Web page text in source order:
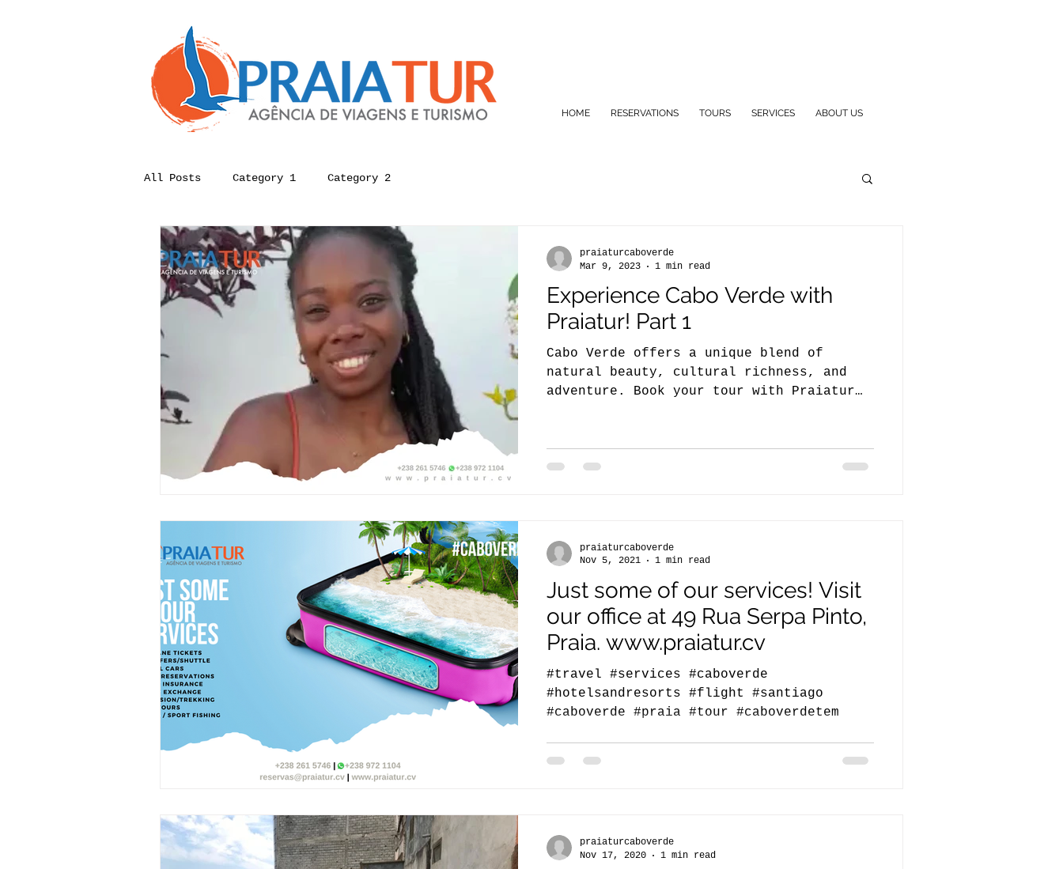
HOME RESERVATIONS TOURS SERVICES ABOUT US
All Posts Category 1 Category 2
Experience Cabo Verde with
Praiatur! Part 1
Cabo Verde offers a unique blend of
natural beauty, cultural richness, and
adventure. Book your tour with Praiatur
praiaturcaboverde
Mar 9, 2023
1 min read
Just some of our services! Visit
our office at 49 Rua Serpa Pinto,
Praia. www.praiatur.cv
#travel #services #caboverde
#hotelsandresorts #flight #santiago
#caboverde #praia #tour #caboverdetem
praiaturcaboverde
Nov 5, 2021
1 min read
praiaturcaboverde
Nov 17, 2020
1 min read